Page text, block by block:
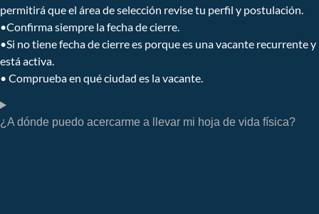
permitirá que el área de selección revise tu perfil y postulación.
•Confirma siempre la fecha de cierre.
•Si no tiene fecha de cierre es porque es una vacante recurrente y
está activa.
• Comprueba en qué ciudad es la vacante.
¿A dónde puedo acercarme a llevar mi hoja de vida física?